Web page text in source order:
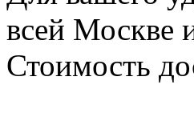
всей Москве
Стоимость